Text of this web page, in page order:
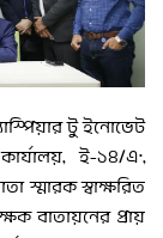
টু ইনোভেট
ই-১৪/এ·,
স্মারক স্বাক্ষরিত
বাতায়নের প্রায়